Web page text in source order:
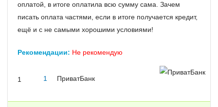
оплатой, в итоге оплатила всю сумму сама. Зачем
писать оплата частями, если в итоге получается кредит,
ещё и с не самыми хорошими условиями!
Рекомендации: Не рекомендую
1 1 ПриватБанк